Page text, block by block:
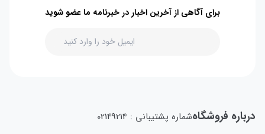
برای آگاهی از آخرین اخبار در خبرنامه ما عضو شوید
درباره فروشگاهشماره پشتیبانی : 02149214